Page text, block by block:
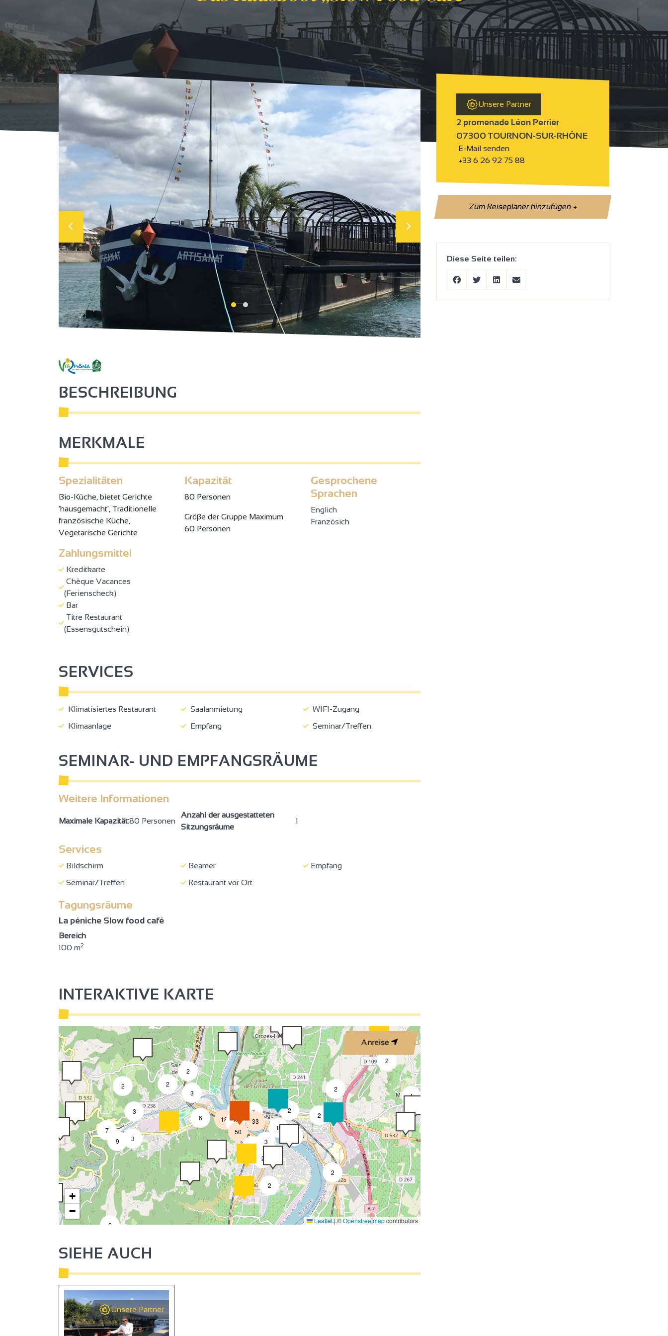
Unsere Partner
2 promenade Léon Perrier
07300 TOURNON-SUR-RHÔNE
E-Mail senden
+33 6 26 92 75 88
Zum Reiseplaner hinzufügen+
Diese Seite teilen:
BESCHREIBUNG
MERKMALE
Spezialitäten
Bio-Küche, bietet Gerichte
'hausgemacht', Traditionelle
französische Küche,
Vegetarische Gerichte
Kapazität
80 Personen
Gröβe der Gruppe Maximum
60 Personen
Gesprochene
Sprachen
Englich
Französich
Zahlungsmittel
Kreditkarte
Chèque Vacances
(Ferienscheck)
Bar
Titre Restaurant
(Essensgutschein)
SERVICES
Klimatisiertes Restaurant Saalanmietung
WIFI-Zugang
Klimaanlage
Empfang Seminar/Treffen
SEMINAR- UND EMPFANGSRÄUME
Weitere Informationen
Maximale Kapazität:80 Personen
Anzahl der ausgestatteten
Sitzungsräume
1
Services
Bildschirm Beamer
Empfang
Seminar/Treffen
Restaurant vor Ort
Tagungsräume
La péniche Slow food café
Bereich
100 m2
INTERAKTIVE KARTE
Anreise
2
2
2
2
2
4
2
3
2
2
2
8
7
2
3
3
9
2
3
6
3
18
7
2
3
50
33
+
−
Leaflet|©Openstreetmapcontributors
SIEHE AUCH
Unsere Partner